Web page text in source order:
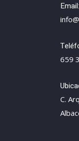
Email:
659
C.